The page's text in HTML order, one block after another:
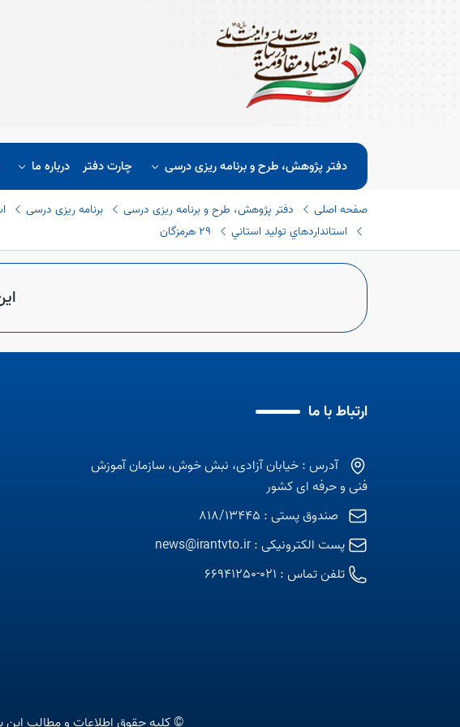
دفتر پژوهش، طرح و برنامه ریزی درسی چارت دفتر درباره ما
صفحه اصلی دفتر پژوهش، طرح و برنامه ریزی درسی برنامه ریزی درسی
استانداردهاي توليد استاني
٢٩ هرمزگان
ارتباط با ما
آدرس : خیابان آزادی، نبش خوش، سازمان آموزش
فنی و حرفه ای کشور
صندوق پستی : 818/13445
پست الکترونیکی :news@irantvto.ir
تلفن تماس : 021-66941250